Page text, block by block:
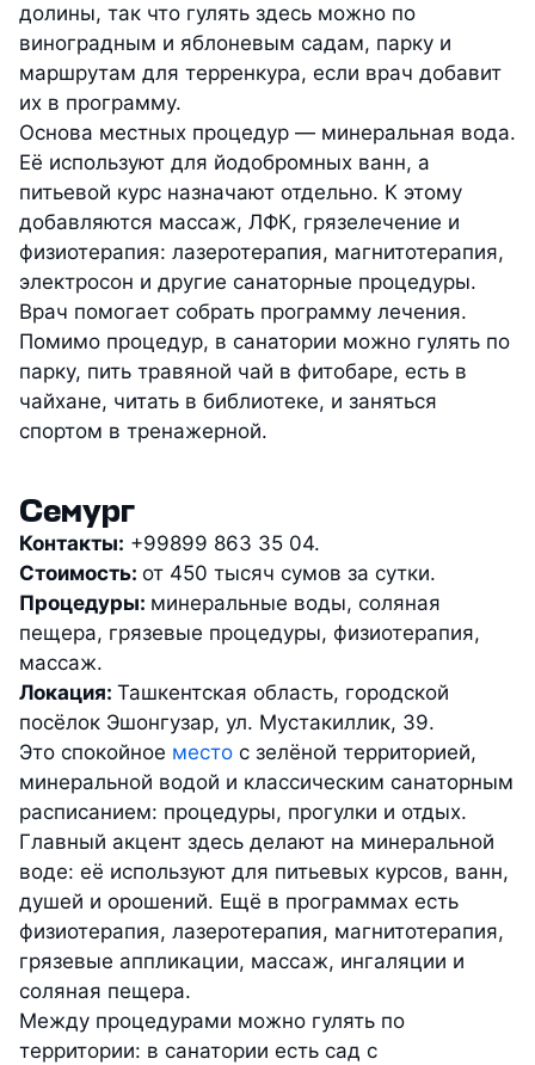
долины, так что гулять здесь можно по
виноградным и яблоневым садам, парку и
маршрутам для терренкура, если врач добавит
их в программу.
Основа местных процедур — минеральная вода.
Её используют для йодобромных ванн, а
питьевой курс назначают отдельно. К этому
добавляются массаж, ЛФК, грязелечение и
физиотерапия: лазеротерапия, магнитотерапия,
электросон и другие санаторные процедуры.
Врач помогает собрать программу лечения.
Помимо процедур, в санатории можно гулять по
парку, пить травяной чай в фитобаре, есть в
чайхане, читать в библиотеке, и заняться
спортом в тренажерной.
Семург
Контакты: +99899 863 35 04.
Стоимость: от 450 тысяч сумов за сутки.
Процедуры: минеральные воды, соляная
пещера, грязевые процедуры, физиотерапия,
массаж.
Локация: Ташкентская область, городской
посёлок Эшонгузар, ул. Мустакиллик, 39.
Это спокойное место с зелёной территорией,
минеральной водой и классическим санаторным
расписанием: процедуры, прогулки и отдых.
Главный акцент здесь делают на минеральной
воде: её используют для питьевых курсов, ванн,
душей и орошений. Ещё в программах есть
физиотерапия, лазеротерапия, магнитотерапия,
грязевые аппликации, массаж, ингаляции и
соляная пещера.
Между процедурами можно гулять по
территории: в санатории есть сад с